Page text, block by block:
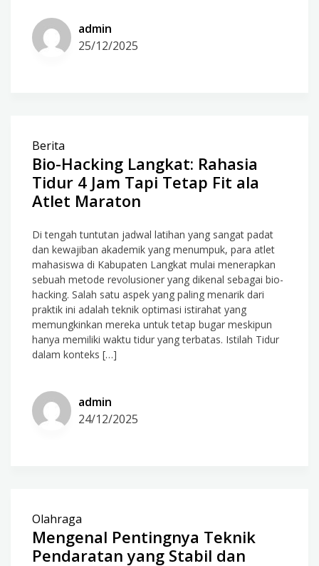
admin
25/12/2025
Berita
Bio-Hacking Langkat: Rahasia
Tidur 4 Jam Tapi Tetap Fit ala
Atlet Maraton
Di tengah tuntutan jadwal latihan yang sangat padat
dan kewajiban akademik yang menumpuk, para atlet
mahasiswa di Kabupaten Langkat mulai menerapkan
sebuah metode revolusioner yang dikenal sebagai bio-
hacking. Salah satu aspek yang paling menarik dari
praktik ini adalah teknik optimasi istirahat yang
memungkinkan mereka untuk tetap bugar meskipun
hanya memiliki waktu tidur yang terbatas. Istilah Tidur
dalam konteks […]
admin
24/12/2025
Olahraga
Mengenal Pentingnya Teknik
Pendaratan yang Stabil dan